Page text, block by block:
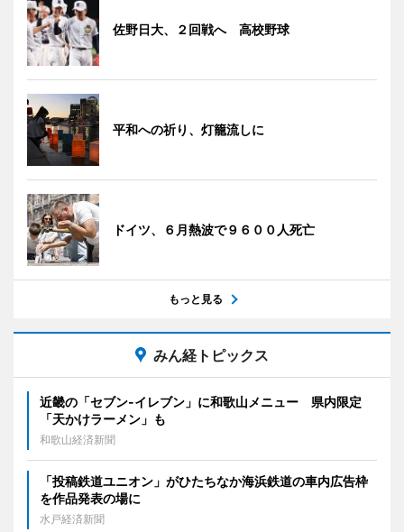
佐野日大、２回戦へ 高校野球
平和への祈り、灯籠流しに
ドイツ、６月熱波で９６００人死亡
もっと見る
みん経トピックス
近畿の「セブン-イレブン」に和歌山メニュー 県内限定
「天かけラーメン」も
和歌山経済新聞
「投稿鉄道ユニオン」がひたちなか海浜鉄道の車内広告枠
を作品発表の場に
水戸経済新聞